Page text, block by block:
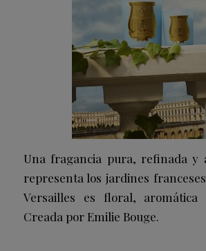
Una fragancia pura, refinada y
representa los jardines
Versailles es floral, aromática
Creada por Emilie Bouge.